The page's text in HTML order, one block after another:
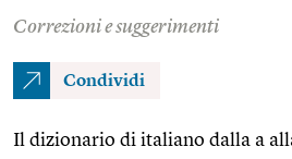
Correzioni e suggerimenti
Condividi
Il dizionario di italiano dalla a